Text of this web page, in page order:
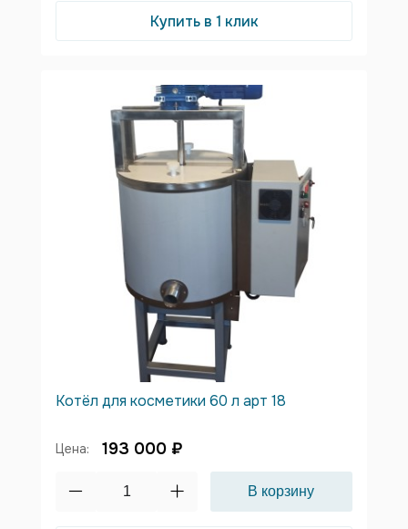
Купить в 1 клик
Котёл для косметики 60 л арт 18
Цена: 193 000 ₽